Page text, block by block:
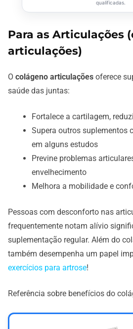
qualificadas.
Para as Articulações
articulações)
O colágeno articulações oferece
saúde das juntas:
Fortalece a cartilagem,
Supera outros suplementos
em alguns estudos
Previne problemas
envelhecimento
Melhora a mobilidade e
Pessoas com desconforto nas
frequentemente notam alívio
suplementação regular. Além do
também desempenha um papel
exercícios para artrose!
Referência sobre benefícios do